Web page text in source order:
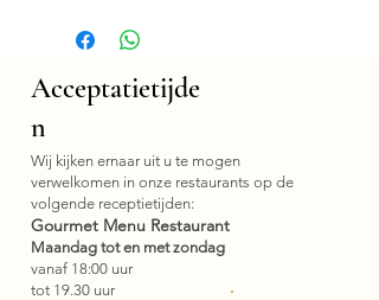
Acceptatietijde
n
Wij kijken ernaar uit u te mogen
verwelkomen in onze restaurants op de
volgende receptietijden:
Gourmet Menu Restaurant
Maandag tot en met zondag
vanaf 18:00 uur
tot 19.30 uur